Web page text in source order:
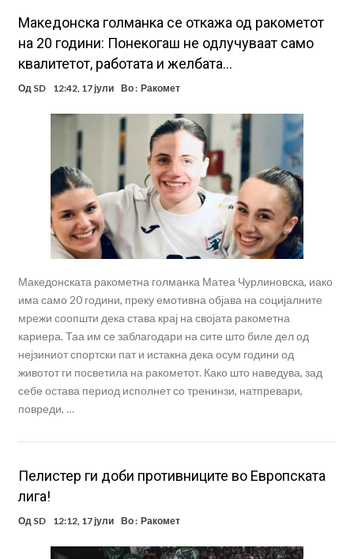
Македонска голманка се откажа од ракометот
на 20 години: Понекогаш не одлучуваат само
квалитетот, работата и желбата…
Од SD 12:42, 17 јули Во : Ракомет
Македонската ракометна голманка Матеа Чурлиновска, иако
има само 20 години, преку емотивна објава на социјалните
мрежи соопшти дека става крај на својата ракометна
кариера. Таа им се заблагодари на сите што биле дел од
нејзиниот спортски пат и истакна дека осум години од
животот ги посветила на ракометот. Како што наведува, зад
себе остава период исполнет со тренинзи, натпревари,
повреди, …
Пелистер ги доби противниците во Европската
лига!
Од SD 12:12, 17 јули Во : Ракомет